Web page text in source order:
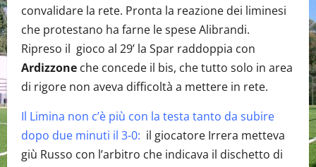
convalidare la rete. Pronta la reazione dei liminesi
che protestano ha farne le spese Alibrandi.
Ripreso il gioco al 29’ la Spar raddoppia con
Ardizzone che concede il bis, che tutto solo in area
di rigore non aveva difficoltà a mettere in rete.
Il Limina non c’è più con la testa tanto da subire
dopo due minuti il 3-0: il giocatore Irrera metteva
giù Russo con l’arbitro che indicava il dischetto di